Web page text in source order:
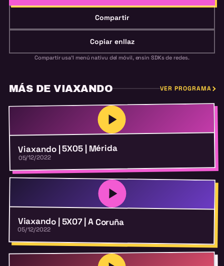
Compartir
Copiar enllaz
Compartir usa'l menú nativu del móvil, ensin SDKs de redes.
MÁS DE VIAXANDO VER PROGRAMA
Viaxando | 5X05 | Mérida
05/12/2022
Viaxando | 5X07 | A Coruña
05/12/2022